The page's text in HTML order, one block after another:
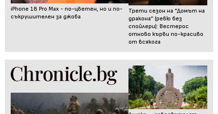
iPhone 18 Pro Max - по-цветен, но и по-
съкрушителен за джоба
Трети сезон на “Домът на
дракона” (ревю без
спойлери): Вестерос
отново кърви по-красиво
от всякога